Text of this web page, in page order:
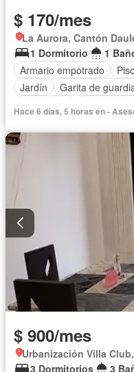
$ 170/mes
La Aurora, Cantón
1 Dormitorio
1
Armario empotrado
Jardín
Garita de
Hace 6 días, 5 horas en -
$ 900/mes
Urbanización Villa
3 Dormitorios
3